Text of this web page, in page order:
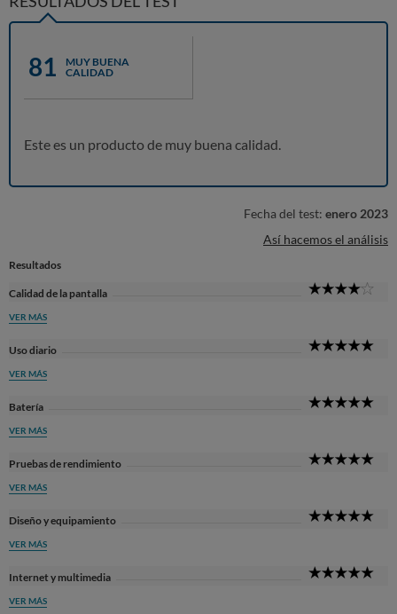
81
MUY BUENA
CALIDAD
Este es un producto de muy buena calidad.
Fecha del test: enero 2023
Así hacemos el análisis
Resultados
Calidad de la pantalla
VER MÁS
Uso diario
VER MÁS
Batería
VER MÁS
Pruebas de rendimiento
VER MÁS
Diseño y equipamiento
VER MÁS
Internet y multimedia
VER MÁS